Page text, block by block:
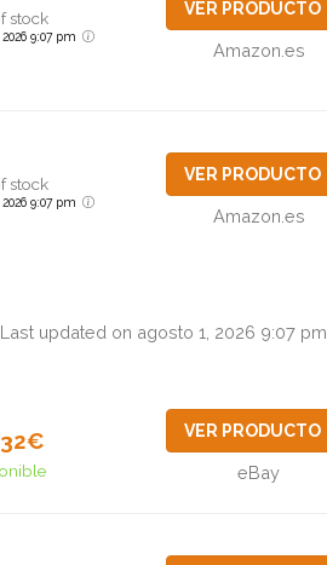
stock
9:07 pm
VER PRODUCTO
Amazon.es
stock
9:07 pm
VER PRODUCTO
Amazon.es
Last updated on agosto 1, 2026 9:07 pm
VER PRODUCTO
eBay